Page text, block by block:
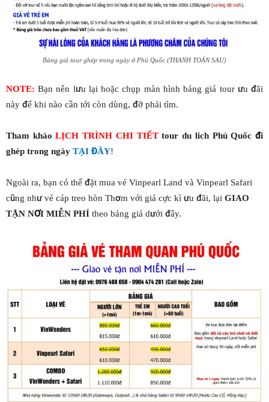
Bảng giá tour ghép trong ngày ở Phú Quốc (THANH TOÁN SAU)
NOTE: Bạn nên lưu lại hoặc chụp màn hình bảng giá tour ưu đãi
này để khi nào cần tới còn dùng, đỡ phải tìm.
Tham khảoLỊCH TRÌNH CHI TIẾTtour du lich Phú Quốc đi
ghép trong ngày TẠI ĐÂY!
Ngoài ra, bạn có thể đặt mua vé Vinpearl Land và Vinpearl Safari
cũng như vé cáp treo hòn Thơm với giá cực kì ưu đãi, lại GIAO
TẬN NƠI MIỄN PHÍ theo bảng giá dưới đây.